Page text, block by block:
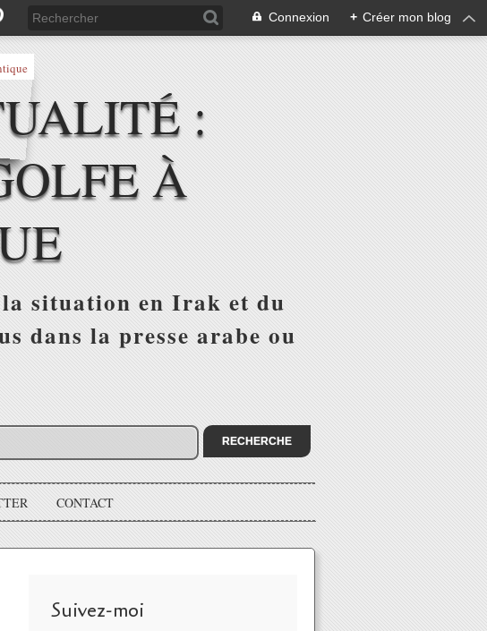
Connexion + Créer mon blog
:
À
situation en Irak et du
dans la presse arabe ou
CONTACT
Suivez-moi